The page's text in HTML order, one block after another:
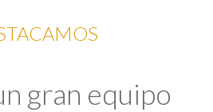
gran equipo